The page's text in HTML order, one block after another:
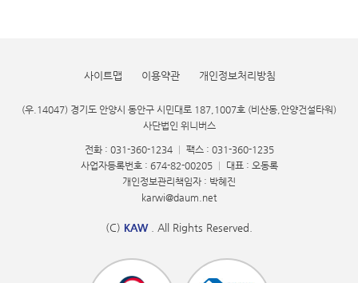
사이트맵 이용약관 개인정보처리방침
(우.14047) 경기도 안양시 동안구 시민대로 187,1007호 (비산동,안양건설타워)
사단법인 위니버스
전화 : 031-360-1234
팩스 : 031-360-1235
사업자등록번호 : 674-82-00205
대표 : 오동록
개인정보관리책임자 : 박혜진
karwi@daum.net
(C) KAW . All Rights Reserved.